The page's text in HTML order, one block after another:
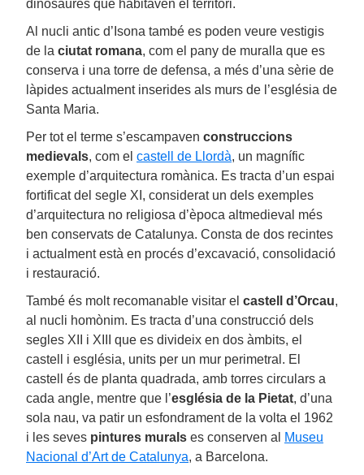
dinosaures que habitaven el territori.
Al nucli antic d’Isona també es poden veure vestigis
de la ciutat romana, com el pany de muralla que es
conserva i una torre de defensa, a més d’una sèrie de
làpides actualment inserides als murs de l’església de
Santa Maria.
Per tot el terme s’escampaven construccions
medievals, com el castell de Llordà, un magnífic
exemple d’arquitectura romànica. Es tracta d’un espai
fortificat del segle XI, considerat un dels exemples
d’arquitectura no religiosa d’època altmedieval més
ben conservats de Catalunya. Consta de dos recintes
i actualment està en procés d’excavació, consolidació
i restauració.
També és molt recomanable visitar el castell d’Orcau,
al nucli homònim. Es tracta d’una construcció dels
segles XII i XIII que es divideix en dos àmbits, el
castell i església, units per un mur perimetral. El
castell és de planta quadrada, amb torres circulars a
cada angle, mentre que l’església de la Pietat, d’una
sola nau, va patir un esfondrament de la volta el 1962
i les seves pintures murals es conserven al
Museu
Nacional d’Art de Catalunya, a Barcelona.